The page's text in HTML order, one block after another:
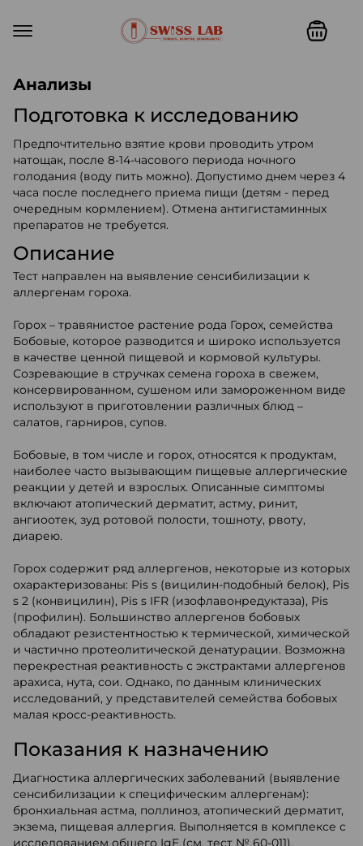
Анализы
Подготовка к исследованию
Предпочтительно взятие крови проводить утром
натощак, после 8-14-часового периода ночного
голодания (воду пить можно). Допустимо днем через 4
часа после последнего приема пищи (детям - перед
очередным кормлением). Отмена антигистаминных
препаратов не требуется.
Описание
Тест направлен на выявление сенсибилизации к
аллергенам гороха.
Горох – травянистое растение рода Горох, семейства
Бобовые, которое разводится и широко используется
в качестве ценной пищевой и кормовой культуры.
Созревающие в стручках семена гороха в свежем,
консервированном, сушеном или замороженном виде
используют в приготовлении различных блюд –
салатов, гарниров, супов.
Бобовые, в том числе и горох, относятся к продуктам,
наиболее часто вызывающим пищевые аллергические
реакции у детей и взрослых. Описанные симптомы
включают атопический дерматит, астму, ринит,
ангиоотек, зуд ротовой полости, тошноту, рвоту,
диарею.
Горох содержит ряд аллергенов, некоторые из которых
охарактеризованы: Pis s (вицилин-подобный белок), Pis
s 2 (конвицилин), Pis s IFR (изофлавонредуктаза), Pis
(профилин). Большинство аллергенов бобовых
обладают резистентностью к термической, химической
и частично протеолитической денатурации. Возможна
перекрестная реактивность с экстрактами аллергенов
арахиса, нута, сои. Однако, по данным клинических
исследований, у представителей семейства бобовых
малая кросс-реактивность.
Показания к назначению
Диагностика аллергических заболеваний (выявление
сенсибилизации к специфическим аллергенам):
бронхиальная астма, поллиноз, атопический дерматит,
экзема, пищевая аллергия. Выполняется в комплексе с
исследованием общего IgE (см. тест № 60-011).